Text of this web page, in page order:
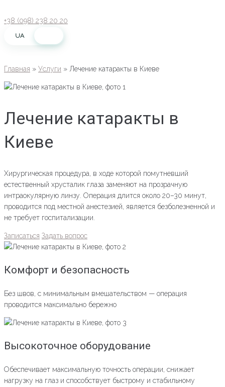
к
+38 (098) 238 20 20
UA
Главная » Услуги » Лечение катаракты в Киеве
Лечение катаракты в
Киеве
Хирургическая процедура, в ходе которой помутневший
естественный хрусталик глаза заменяют на прозрачную
интраокулярную линзу. Операция длится около 20–30 минут,
проводится под местной анестезией, является безболезненной и
не требует госпитализации.
Записаться Задать вопрос
Комфорт и безопасность
Без швов, с минимальным вмешательством — операция
проводится максимально бережно
Высокоточное оборудование
Обеспечивает максимальную точность операции, снижает
нагрузку на глаз и способствует быстрому и стабильному